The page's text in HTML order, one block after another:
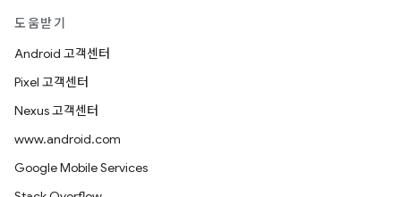
도움받기
Android 고객센터
Pixel 고객센터
Nexus 고객센터
www.android.com
Google Mobile Services